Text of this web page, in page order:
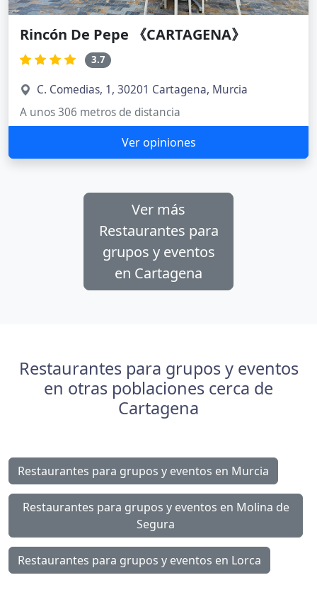
Rincón De Pepe 《CARTAGENA》
3.7
C. Comedias, 1, 30201 Cartagena, Murcia
A unos 306 metros de distancia
Ver opiniones
Ver más
Restaurantes para
grupos y eventos
en Cartagena
Restaurantes para grupos y eventos
en otras poblaciones cerca de
Cartagena
Restaurantes para grupos y eventos en Murcia
Restaurantes para grupos y eventos en Molina de
Segura
Restaurantes para grupos y eventos en Lorca